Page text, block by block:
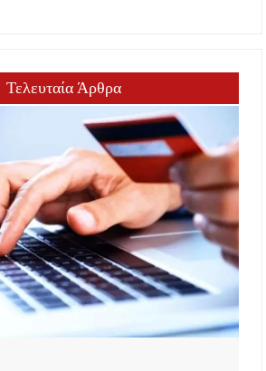
Τελευταία Άρθρα